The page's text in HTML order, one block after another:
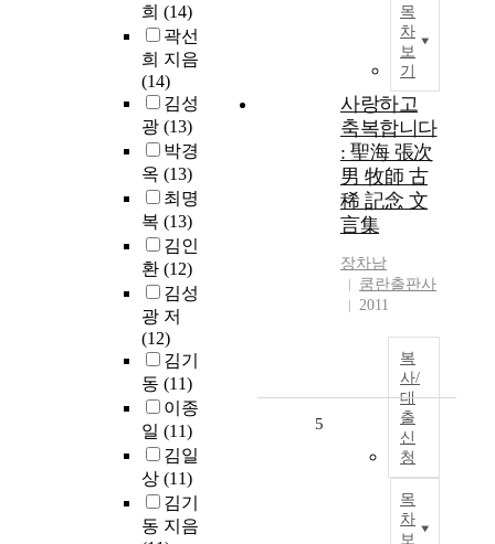
희 (14)
곽선
희 지음
(14)
김성
광 (13)
박경
옥 (13)
최명
복 (13)
김인
환 (12)
김성
광 저
(12)
김기
동 (11)
이종
일 (11)
김일
상 (11)
김기
동 지음
목
차
보
기
사랑하고
축복합니다
: 聖海 張次
男 牧師 古
稀 記念 文
言集
장차남
쿰란출판사
2011
복
사/
대
출
신
청
목
차
보
5